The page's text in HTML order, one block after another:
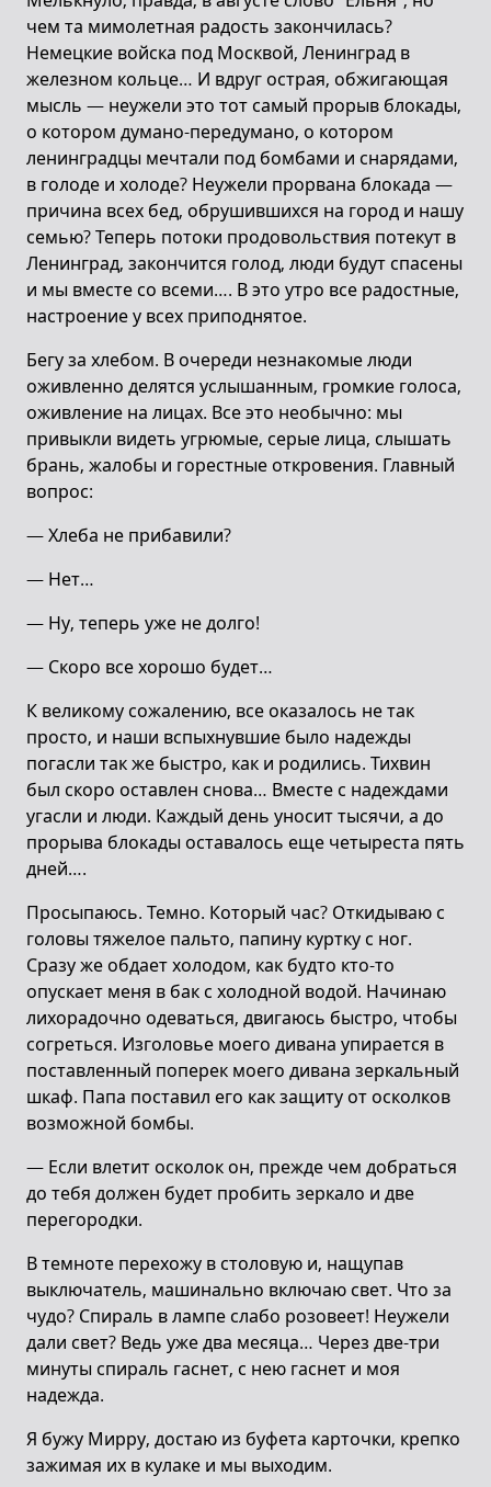
чем та мимолетная радость закончилась?
Немецкие войска под Москвой, Ленинград в
железном кольце… И вдруг острая, обжигающая
мысль — неужели это тот самый прорыв блокады,
о котором думано-передумано, о котором
ленинградцы мечтали под бомбами и снарядами,
в голоде и холоде? Неужели прорвана блокада —
причина всех бед, обрушившихся на город и нашу
семью? Теперь потоки продовольствия потекут в
Ленинград, закончится голод, люди будут спасены
и мы вместе со всеми…. В это утро все радостные,
настроение у всех приподнятое.
Бегу за хлебом. В очереди незнакомые люди
оживленно делятся услышанным, громкие голоса,
оживление на лицах. Все это необычно: мы
привыкли видеть угрюмые, серые лица, слышать
брань, жалобы и горестные откровения. Главный
вопрос:
— Хлеба не прибавили?
— Нет…
— Ну, теперь уже не долго!
— Скоро все хорошо будет…
К великому сожалению, все оказалось не так
просто, и наши вспыхнувшие было надежды
погасли так же быстро, как и родились. Тихвин
был скоро оставлен снова… Вместе с надеждами
угасли и люди. Каждый день уносит тысячи, а до
прорыва блокады оставалось еще четыреста пять
дней….
Просыпаюсь. Темно. Который час? Откидываю с
головы тяжелое пальто, папину куртку с ног.
Сразу же обдает холодом, как будто кто-то
опускает меня в бак с холодной водой. Начинаю
лихорадочно одеваться, двигаюсь быстро, чтобы
согреться. Изголовье моего дивана упирается в
поставленный поперек моего дивана зеркальный
шкаф. Папа поставил его как защиту от осколков
возможной бомбы.
— Если влетит осколок он, прежде чем добраться
до тебя должен будет пробить зеркало и две
перегородки.
В темноте перехожу в столовую и, нащупав
выключатель, машинально включаю свет. Что за
чудо? Спираль в лампе слабо розовеет! Неужели
дали свет? Ведь уже два месяца… Через две-три
минуты спираль гаснет, с нею гаснет и моя
надежда.
Я бужу Мирру, достаю из буфета карточки, крепко
зажимая их в кулаке и мы выходим.